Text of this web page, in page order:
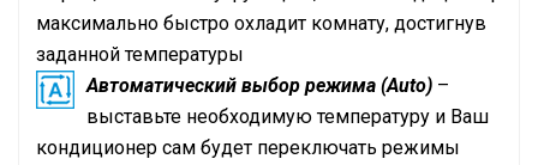
максимально быстро охладит комнату, достигнув
заданной температуры
Автоматический выбор режима (Auto) –
выставьте необходимую температуру и Ваш
кондиционер сам будет переключать режимы